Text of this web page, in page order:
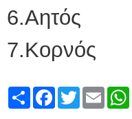
ShareFacebook
TwitterEmail